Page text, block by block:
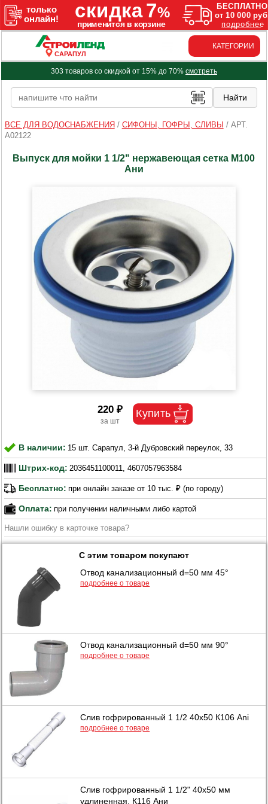
САРАПУЛ
КАТЕГОРИИ
303 товаров со скидкой от 15% до 70% смотреть
ВСЕ ДЛЯ ВОДОСНАБЖЕНИЯ / СИФОНЫ, ГОФРЫ, СЛИВЫ / АРТ.
A02122
Выпуск для мойки 1 1/2" нержавеющая сетка M100
Ани
220 ₽
В наличии: 15 шт. Сарапул, 3-й Дубровский переулок, 33
Штрих-код: 2036451100011, 4607057963584
Бесплатно: при онлайн заказе от 10 тыс. ₽ (по городу)
Оплата: при получении наличными либо картой
Нашли ошибку в карточке товара?
С этим товаром покупают
Отвод канализационный d=50 мм 45°
подробнее о товаре
Отвод канализационный d=50 мм 90°
подробнее о товаре
Слив гофрированный 1 1/2 40х50 К106 Ani
подробнее о товаре
Слив гофрированный 1 1/2" 40х50 мм
удлиненная, К116 Ани